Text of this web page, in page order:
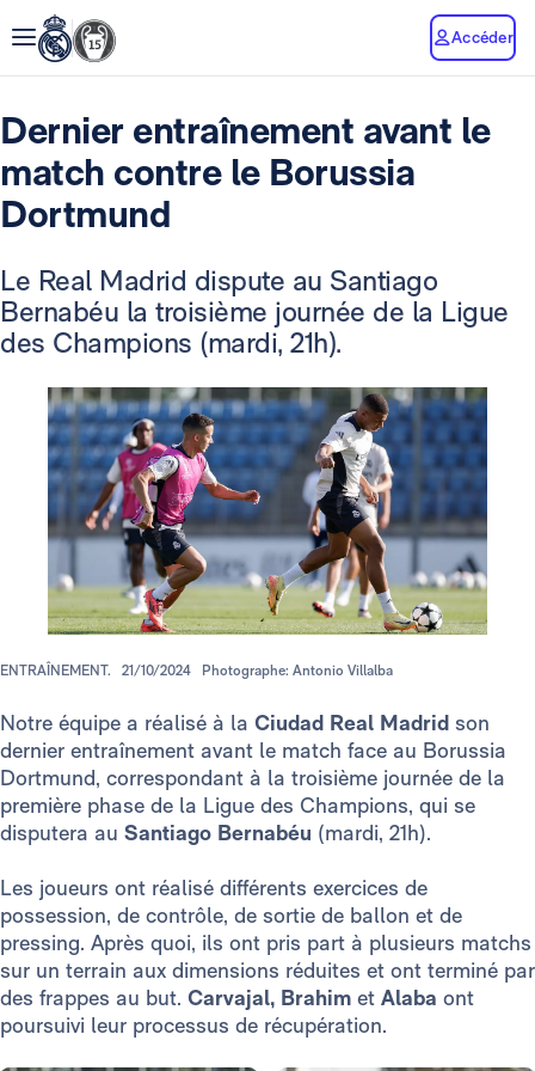
Accéder
Dernier entraînement avant le
match contre le Borussia
Dortmund
Le Real Madrid dispute au Santiago
Bernabéu la troisième journée de la Ligue
des Champions (mardi, 21h).
ENTRAÎNEMENT. 21/10/2024 Photographe: Antonio Villalba
Notre équipe a réalisé à la Ciudad Real Madrid son
dernier entraînement avant le match face au Borussia
Dortmund, correspondant à la troisième journée de la
première phase de la Ligue des Champions, qui se
disputera au Santiago Bernabéu (mardi, 21h).
Les joueurs ont réalisé différents exercices de
possession, de contrôle, de sortie de ballon et de
pressing. Après quoi, ils ont pris part à plusieurs matchs
sur un terrain aux dimensions réduites et ont terminé par
des frappes au but. Carvajal, Brahim et Alaba ont
poursuivi leur processus de récupération.